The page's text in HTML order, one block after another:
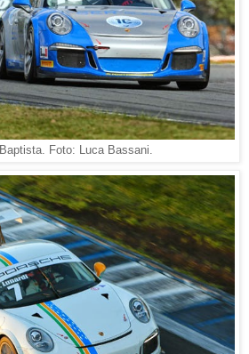
Foto: Luca Bassani.